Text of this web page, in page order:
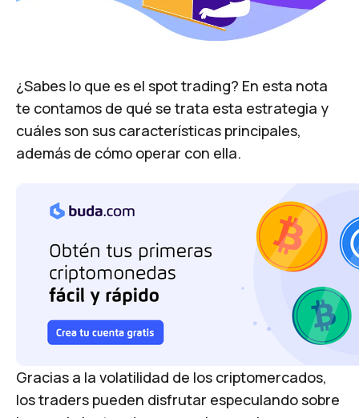
¿Sabes lo que es el spot trading? En esta nota
te contamos de qué se trata esta estrategia y
cuáles son sus características principales,
además de cómo operar con ella.
Gracias a la volatilidad de los criptomercados,
los traders pueden disfrutar especulando sobre